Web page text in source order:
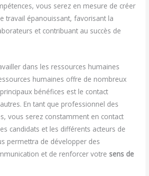
vous serez en mesure de créer
travail épanouissant, favorisant la
et contribuant au succès de
dans les ressources humaines
humaines offre de nombreux
bénéfices est le contact
En tant que professionnel des
vous serez constamment en contact
candidats et les différents acteurs de
permettra de développer des
et de renforcer votre sens de